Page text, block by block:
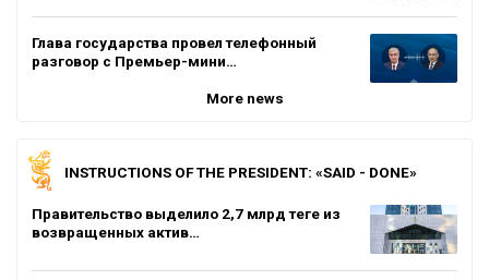
Глава государства провел телефонный
разговор с Премьер-мини…
More news
INSTRUCTIONS OF THE PRESIDENT: «SAID - DONE»
Правительство выделило 2,7 млрд теңге из
возвращенных актив…